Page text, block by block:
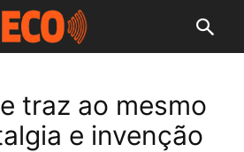
traz ao mesmo
e invenção